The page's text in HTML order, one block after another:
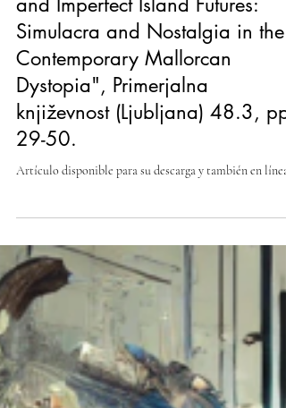
Picornell, Mercè (2025):
and Imperfect Island Futures:
Simulacra and Nostalgia in the
Contemporary Mallorcan
Dystopia", Primerjalna
književnost (Ljubljana) 48.3, pp.